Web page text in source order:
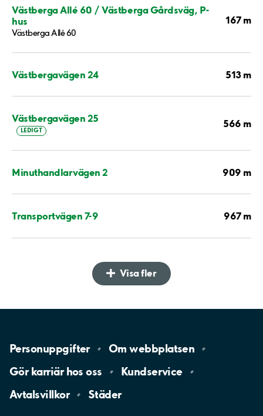
Västberga Allé 60 / Västberga Gårdsväg, P-
hus
Västberga Allé 60
167 m
Västbergavägen 24 513 m
Västbergavägen 25
LEDIGT
566 m
Minuthandlarvägen 2 909 m
Transportvägen 7-9 967 m
Visa fler
Personuppgifter Omwebbplatsen
Gör karriär hososs
Kundservice
Avtalsvillkor
Städer